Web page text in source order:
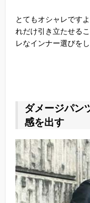
とてもオシャレです
れだけ引き立たせる
レなインナー選びをし
ダメージパン
感を出す